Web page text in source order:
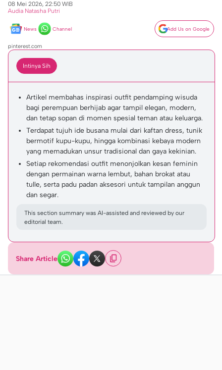
08 Mei 2026, 22:50 WIB
Audia Natasha Putri
News Channel Add Us on Google
pinterest.com
Intinya Sih
Artikel membahas inspirasi outfit pendamping wisuda
bagi perempuan berhijab agar tampil elegan, modern,
dan tetap sopan di momen spesial teman atau keluarga.
Terdapat tujuh ide busana mulai dari kaftan dress, tunik
bermotif kupu-kupu, hingga kombinasi kebaya modern
yang memadukan unsur tradisional dan gaya kekinian.
Setiap rekomendasi outfit menonjolkan kesan feminin
dengan permainan warna lembut, bahan brokat atau
tulle, serta padu padan aksesori untuk tampilan anggun
dan segar.
This section summary was AI-assisted and reviewed by our
editorial team.
Share Article